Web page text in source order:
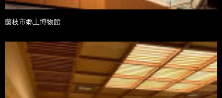
藤枝市郷土博物館